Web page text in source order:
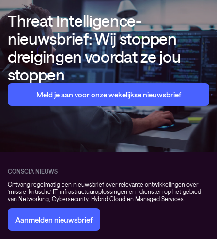
Threat Intelligence-
nieuwsbrief: Wij stoppen
dreigingen voordat ze jou
stoppen
Meld je aan voor onze wekelijkse nieuwsbrief
CONSCIA NIEUWS
Ontvang regelmatig een nieuwsbrief over relevante ontwikkelingen over
‘missie-kritische’ IT-infrastructuuroplossingen en -diensten op het gebied
van Networking, Cybersecurity, Hybrid Cloud en Managed Services.
Aanmelden nieuwsbrief